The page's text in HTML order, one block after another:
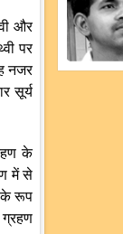
और
पर
नजर
सूर्य
के
में से
के रूप
ग्रहण